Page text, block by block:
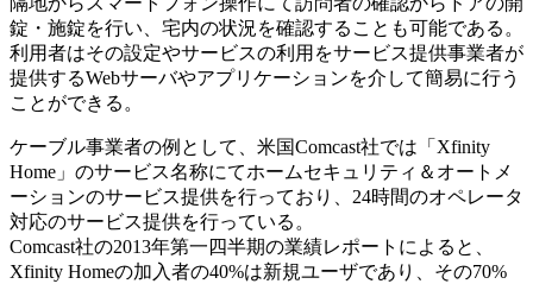
錠・施錠を行い、宅内の状況を確認することも可能である。
利用者はその設定やサービスの利用をサービス提供事業者が
提供するWebサーバやアプリケーションを介して簡易に行う
ことができる。
ケーブル事業者の例として、米国Comcast社では「Xfinity
Home」のサービス名称にてホームセキュリティ＆オートメ
ーションのサービス提供を行っており、24時間のオペレータ
対応のサービス提供を行っている。
Comcast社の2013年第一四半期の業績レポートによると、
Xfinity Homeの加入者の40%は新規ユーザであり、その70%